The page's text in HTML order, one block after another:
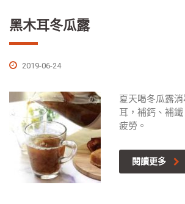
黑木耳冬瓜露
2019-06-24
夏天喝冬瓜露
耳，補鈣、補
疲勞。
閱讀更多